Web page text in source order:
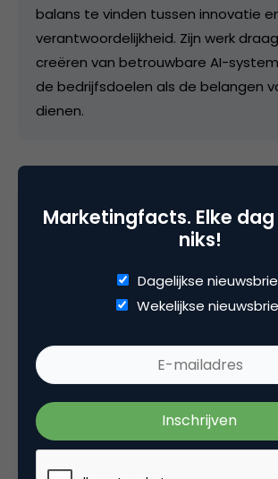
balans te vinden tussen innovatie
verantwoordelijkheid. Zijn werk
creëren van betrouwbare AI-
de bedrijfsdoelen als de belangen
dienen.
Contentmarketing & Storytelling Data
web analytics
3 Reacties
Marketingfacts. Elke dag
niks!
Dagelijkse
Wekelijkse